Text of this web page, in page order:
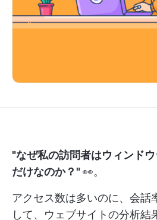
"なぜ私の訪問者はウィンド
だけなのか？"👀。
アクセス数は多いのに、会話
して、ウェブサイトの分析結